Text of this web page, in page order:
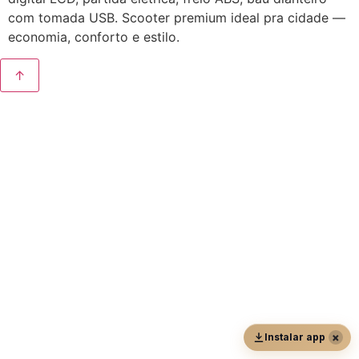
com tomada USB. Scooter premium ideal pra cidade —
economia, conforto e estilo.
↑
Instalar app ×